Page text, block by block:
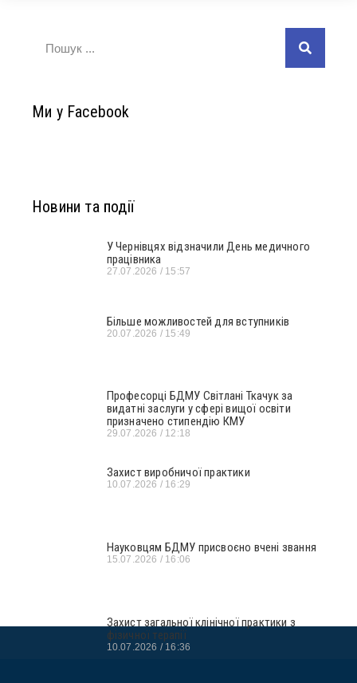
Ми у Facebook
Новини та події
У Чернівцях відзначили День медичного
працівника
27.07.2026 15:57
Більше можливостей для вступників
20.07.2026 15:49
Професорці БДМУ Світлані Ткачук за
видатні заслуги у сфері вищої освіти
призначено стипендію КМУ
29.07.2026 12:18
Захист виробничої практики
10.07.2026 16:29
Науковцям БДМУ присвоєно вчені звання
15.07.2026 16:06
Захист загальної клінічної практики з
фізичної терапії
10.07.2026 16:36